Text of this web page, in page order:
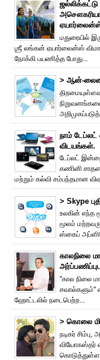
மதுரையில்
ஶ்ரீ லங்கன் ஏயார்லைன்ஸ்
நோக்கி பயணித்த போது...
> ஆன்-
நாம்
விடயங்கள்.
டேப்லட்
கணினி
மற்றும் கல்வி சம்பந்தமான
> Skype
உலகின் எந்த
மூலம்
ஸ்கைப்
காலநிலை
"கால நிலை
சவால்களும்"
ஹோட்டலில் நடைபெற்ற...
> கொலை
நடிகர்
வியோகஸ்தர்